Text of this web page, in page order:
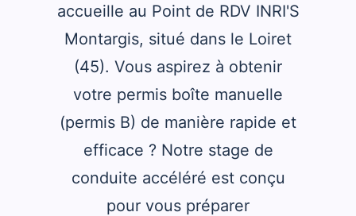
accueille au Point de RDV INRI'S
Montargis, situé dans le Loiret
(45). Vous aspirez à obtenir
votre permis boîte manuelle
(permis B) de manière rapide et
efficace ? Notre stage de
conduite accéléré est conçu
pour vous préparer